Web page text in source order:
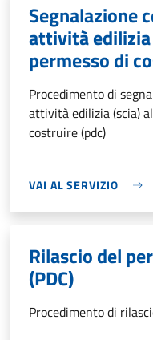
Segnalazione
attività edilizia
permesso di
Procedimento di
attività edilizia (scia)
costruire (pdc)
VAI AL SERVIZIO
Rilascio del
(PDC)
Procedimento di